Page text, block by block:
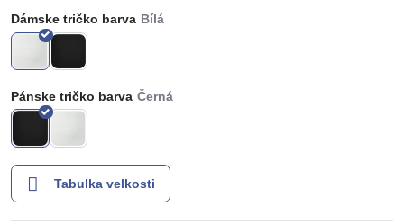
Dámske tričko barva
Pánske tričko barva
Tabulka velkosti